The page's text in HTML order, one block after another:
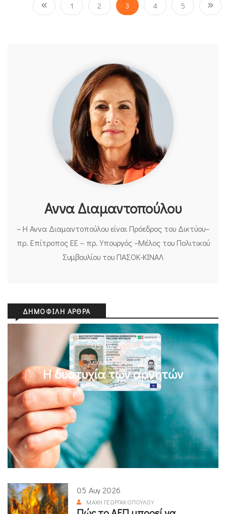
1 2 3 4 5
Αννα Διαμαντοπούλου
– Η Αννα Διαμαντοπούλου είναι Πρόεδρος του Δικτύου–
πρ. Επίτροπος ΕΕ – πρ. Υπουργός –Μέλος του Πολιτικού
Συμβουλίου του ΠΑΣΟΚ-ΚΙΝΑΛ
ΔΗΜΟΦΙΛΉ ΆΡΘΡΑ
05 Αυγ 2026
ΜΙΧΆΛΗΣ ΚΥΡΙΑΚΊΔΗΣ
Η δυστυχία των αρνητών
05 Αυγ 2026
ΜΆΧΗ ΓΕΩΡΓΑΚΟΠΟΎΛΟΥ